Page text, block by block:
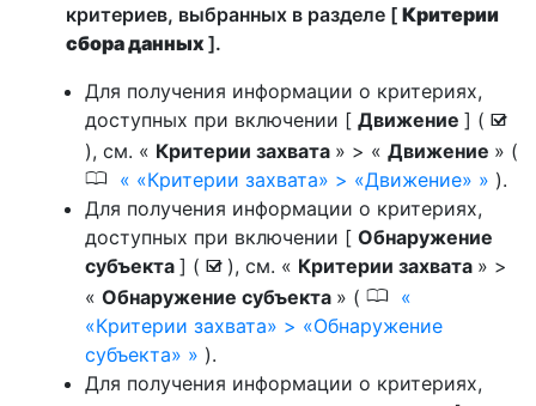
критериев, выбранных в разделе [ Критерии
сбора данных ].
Для получения информации о критериях,
доступных при включении [ Движение ] ( M
), см. « Критерии захвата » > « Движение » (
0 «Критерии захвата» > «Движение»
).
Для получения информации о критериях,
доступных при включении [ Обнаружение
субъекта ] ( M ), см. « Критерии захвата » >
« Обнаружение субъекта » ( 0
«Критерии захвата» > «Обнаружение
субъекта»
).
Для получения информации о критериях,